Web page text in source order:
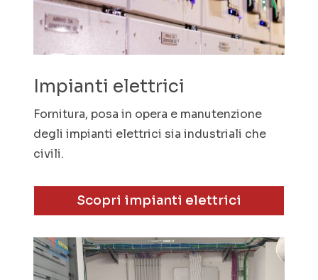
Impianti elettrici
Fornitura, posa in opera e manutenzione
degli impianti elettrici sia industriali che
civili.
Scopri impianti elettrici